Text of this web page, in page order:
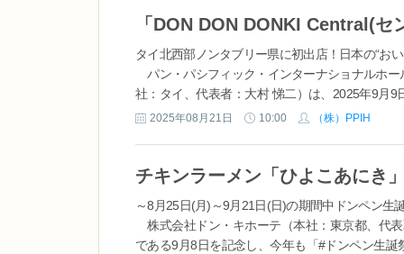
タイ北西部ノンタブリー県に初出店！日本の“お
パン・パシフィック・インターナショナルホー
社：タイ、代表者：大村 悌二）は、2025年9月
て「DON DON DONKI Cent...
2025年08月21日 10:00 （株）PPIH
～8月25日(月)～9月21日(日)の期間中ドンペン生
株式会社ドン・キホーテ（本社：東京都、代
である9月8日を記念し、今年も「#ドンペン生